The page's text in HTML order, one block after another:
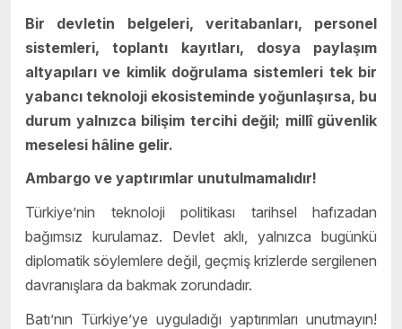
Bir devletin belgeleri, veritabanları, personel
sistemleri, toplantı kayıtları, dosya paylaşım
altyapıları ve kimlik doğrulama sistemleri tek bir
yabancı teknoloji ekosisteminde yoğunlaşırsa, bu
durum yalnızca bilişim tercihi değil; millî güvenlik
meselesi hâline gelir.
Ambargo ve yaptırımlar unutulmamalıdır!
Türkiye’nin teknoloji politikası tarihsel hafızadan
bağımsız kurulamaz. Devlet aklı, yalnızca bugünkü
diplomatik söylemlere değil, geçmiş krizlerde sergilenen
davranışlara da bakmak zorundadır.
Batı’nın Türkiye’ye uyguladığı yaptırımları unutmayın!